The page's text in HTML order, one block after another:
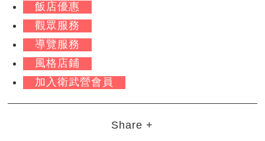
飯店優惠
觀眾服務
導覽服務
風格店鋪
加入衛武營會員
Share +